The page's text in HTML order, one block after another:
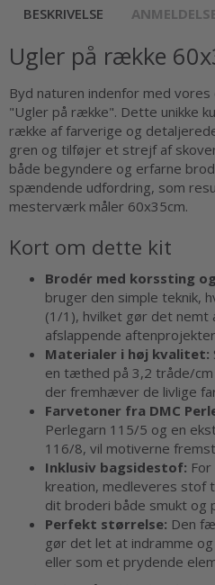
BESKRIVELSE
Ugler på række
Byd naturen indenfor med
"Ugler på række". Dette unikke
række af farverige og
gren og tilføjer et strejf af
både begyndere og erfarne
spændende udfordring, som
mesterværk måler 60x35cm.
Kort om dette kit
Brodér med korssting
bruger den simple teknik,
(1/1), hvilket gør det
afslappende
Materialer i høj kvalitet:
en tæthed på 3,2 tråde/cm
der fremhæver de livlige
Farvetoner fra DMC
Perlegarn 115/5 og en
116/8, vil motiverne
Inklusiv bagsidestof:
kreation, medleveres stof
dit broderi både smukt og
Perfekt størrelse: Den
gør det let at indramme
eller som et prydende